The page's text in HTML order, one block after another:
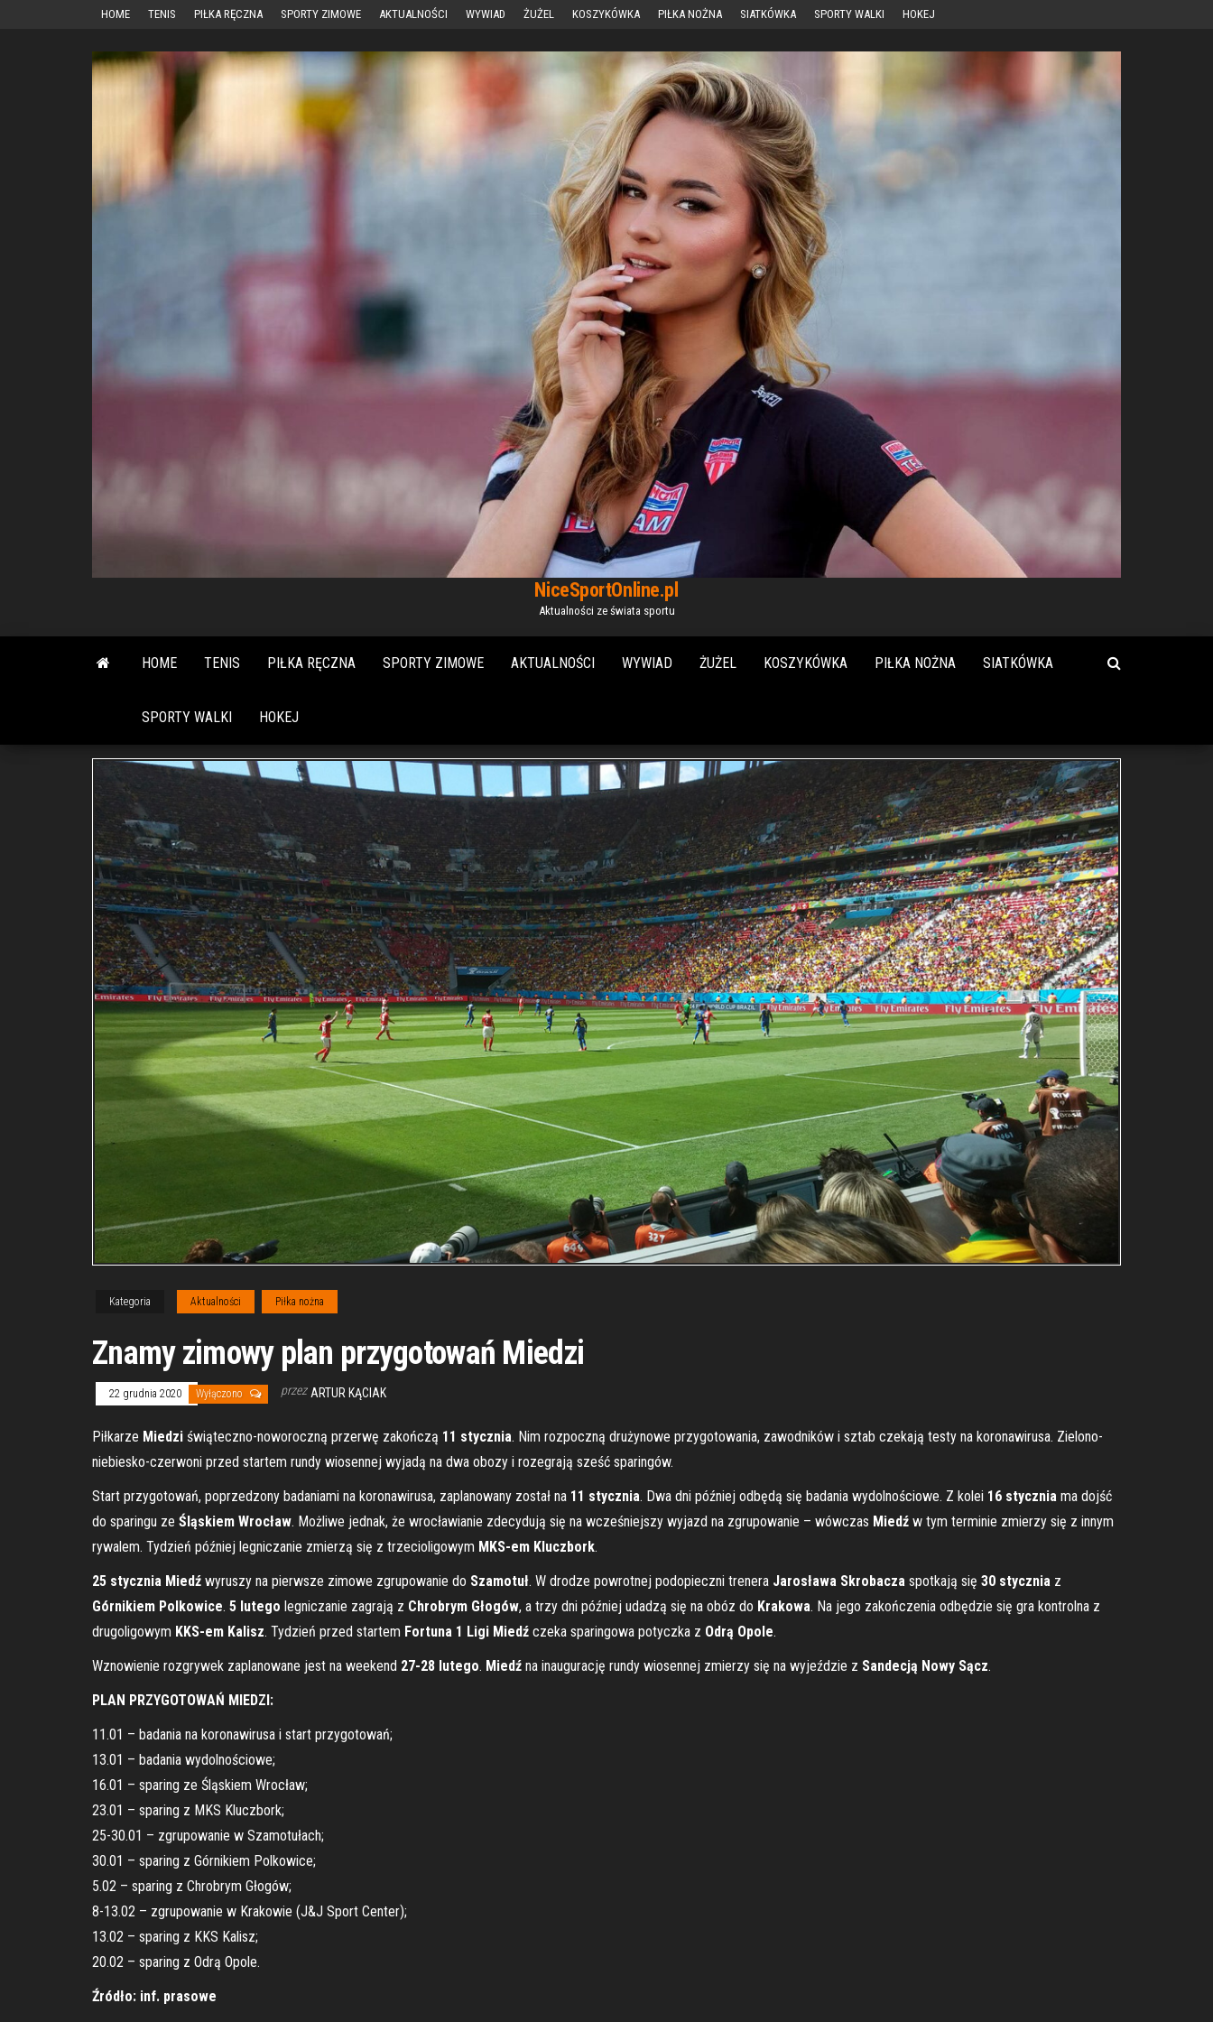
HOME TENIS PIŁKA RĘCZNA SPORTY ZIMOWE AKTUALNOŚCI WYWIAD ŻUŻEL KOSZYKÓWKA PIŁKA NOŻNA SIATKÓWKA SPORTY WALKI HOKEJ
NiceSportOnline.pl
Aktualności ze świata sportu
HOME TENIS PIŁKA RĘCZNA SPORTY ZIMOWE AKTUALNOŚCI WYWIAD ŻUŻEL KOSZYKÓWKA PIŁKA NOŻNA SIATKÓWKA
SPORTY WALKI HOKEJ
Kategoria Aktualności Piłka nożna
Znamy zimowy plan przygotowań Miedzi
22 grudnia 2020 Wyłączono przez ARTUR KĄCIAK
Piłkarze Miedzi świąteczno-noworoczną przerwę zakończą 11 stycznia. Nim rozpoczną drużynowe przygotowania, zawodników i sztab czekają testy na koronawirusa. Zielono-
niebiesko-czerwoni przed startem rundy wiosennej wyjadą na dwa obozy i rozegrają sześć sparingów.
Start przygotowań, poprzedzony badaniami na koronawirusa, zaplanowany został na 11 stycznia. Dwa dni później odbędą się badania wydolnościowe. Z kolei 16 stycznia ma dojść
do sparingu ze Śląskiem Wrocław. Możliwe jednak, że wrocławianie zdecydują się na wcześniejszy wyjazd na zgrupowanie – wówczas Miedź w tym terminie zmierzy się z innym
rywalem. Tydzień później legniczanie zmierzą się z trzecioligowym MKS-em Kluczbork.
25 stycznia Miedź wyruszy na pierwsze zimowe zgrupowanie do Szamotuł. W drodze powrotnej podopieczni trenera Jarosława Skrobacza spotkają się 30 stycznia z
Górnikiem Polkowice. 5 lutego legniczanie zagrają z Chrobrym Głogów, a trzy dni później udadzą się na obóz do Krakowa. Na jego zakończenia odbędzie się gra kontrolna z
drugoligowym KKS-em Kalisz. Tydzień przed startem Fortuna 1 Ligi Miedź czeka sparingowa potyczka z Odrą Opole.
Wznowienie rozgrywek zaplanowane jest na weekend 27-28 lutego. Miedź na inaugurację rundy wiosennej zmierzy się na wyjeździe z Sandecją Nowy Sącz.
PLAN PRZYGOTOWAŃ MIEDZI:
11.01 – badania na koronawirusa i start przygotowań;
13.01 – badania wydolnościowe;
16.01 – sparing ze Śląskiem Wrocław;
23.01 – sparing z MKS Kluczbork;
25-30.01 – zgrupowanie w Szamotułach;
30.01 – sparing z Górnikiem Polkowice;
5.02 – sparing z Chrobrym Głogów;
8-13.02 – zgrupowanie w Krakowie (J&J Sport Center);
13.02 – sparing z KKS Kalisz;
20.02 – sparing z Odrą Opole.
Źródło: inf. prasowe